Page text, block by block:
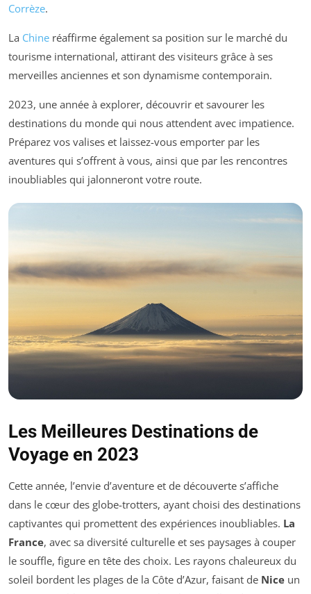
Corrèze.
La Chine réaffirme également sa position sur le marché du
tourisme international, attirant des visiteurs grâce à ses
merveilles anciennes et son dynamisme contemporain.
2023, une année à explorer, découvrir et savourer les
destinations du monde qui nous attendent avec impatience.
Préparez vos valises et laissez-vous emporter par les
aventures qui s’offrent à vous, ainsi que par les rencontres
inoubliables qui jalonneront votre route.
Les Meilleures Destinations de
Voyage en 2023
Cette année, l’envie d’aventure et de découverte s’affiche
dans le cœur des globe-trotters, ayant choisi des destinations
captivantes qui promettent des expériences inoubliables. La
France, avec sa diversité culturelle et ses paysages à couper
le souffle, figure en tête des choix. Les rayons chaleureux du
soleil bordent les plages de la Côte d’Azur, faisant de Nice un